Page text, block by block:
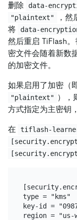
删除
data-
"plaintext"
，
将
data-
然后重启 TiFlash
密文件会随着新数
的加密文件。
如果启用了加密（
"plaintext" ），
方式指定为主密钥
在 tiflash-
type = "kms"
key-id =
region = "us-